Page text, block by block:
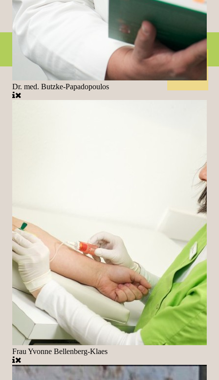
Dr. med. Butzke-Papadopoulos
Frau Yvonne Bellenberg-Klaes